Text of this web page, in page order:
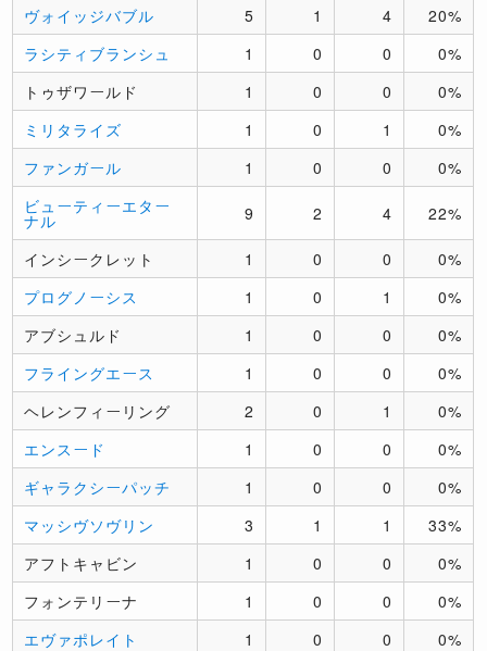
ヴォイッジバブル
5 1 4
20%
ラシティブランシュ
1 0 0
0%
トゥザワールド
1 0 0
0%
ミリタライズ
1 0 1
0%
ファンガール
1 0 0
0%
ビューティーエター
ナル 9 2 4 22%
インシークレット 1 0 0
0%
プログノーシス
1 0 1
0%
アブシュルド
1 0 0
0%
フライングエース
1 0 0
0%
ヘレンフィーリング
2 0 1
0%
エンスード
1 0 0
0%
ギャラクシーパッチ
1 0 0
0%
マッシヴソヴリン
3 1 1
33%
アフトキャビン
1 0 0
0%
フォンテリーナ
1 0 0
0%
エヴァポレイト
1 0 0
0%